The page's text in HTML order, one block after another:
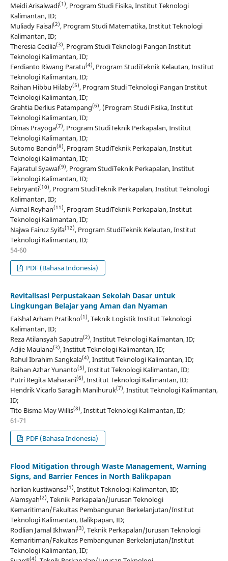
Meidi Arisalwadi(1), Program Studi Fisika, Institut Teknologi
Kalimantan, ID;
Muliady Faisal(2), Program Studi Matematika, Institut Teknologi
Kalimantan, ID;
Theresia Cecilia(3), Program Studi Teknologi Pangan Institut
Teknologi Kalimantan, ID;
Ferdianto Riwang Paratu(4), Program StudiTeknik Kelautan, Institut
Teknologi Kalimantan, ID;
Raihan Hibbu Hilaby(5), Program Studi Teknologi Pangan Institut
Teknologi Kalimantan, ID;
Grahtia Derlius Patampang(6), (Program Studi Fisika, Institut
Teknologi Kalimantan, ID;
Dimas Prayoga(7), Program StudiTeknik Perkapalan, Institut
Teknologi Kalimantan, ID;
Sutomo Bancin(8), Program StudiTeknik Perkapalan, Institut
Teknologi Kalimantan, ID;
Fajaratul Syawal(9), Program StudiTeknik Perkapalan, Institut
Teknologi Kalimantan, ID;
Febryanti(10), Program StudiTeknik Perkapalan, Institut Teknologi
Kalimantan, ID;
Akmal Reyhan(11), Program StudiTeknik Perkapalan, Institut
Teknologi Kalimantan, ID;
Najwa Fairuz Syifa(12), Program StudiTeknik Kelautan, Institut
Teknologi Kalimantan, ID;
54-60
PDF (Bahasa Indonesia)
Revitalisasi Perpustakaan Sekolah Dasar untuk
Lingkungan Belajar yang Aman dan Nyaman
Faishal Arham Pratikno(1), Teknik Logistik Institut Teknologi
Kalimantan, ID;
Reza Atilansyah Saputra(2), Institut Teknologi Kalimantan, ID;
Adjie Maulana(3), Institut Teknologi Kalimantan, ID;
Rahul Ibrahim Sangkala(4), Institut Teknologi Kalimantan, ID;
Raihan Azhar Yunanto(5), Institut Teknologi Kalimantan, ID;
Putri Regita Maharani(6), Institut Teknologi Kalimantan, ID;
Hendrik Vicarlo Saragih Manihuruk(7), Institut Teknologi Kalimantan,
ID;
Tito Bisma May Willis(8), Institut Teknologi Kalimantan, ID;
61-71
PDF (Bahasa Indonesia)
Flood Mitigation through Waste Management, Warning
Signs, and Barrier Fences in North Balikpapan
harlian kustiwansa(1), Institut Teknologi Kalimantan, ID;
Alamsyah(2), Teknik Perkapalan/Jurusan Teknologi
Kemaritiman/Fakultas Pembangunan Berkelanjutan/Institut
Teknologi Kalimantan, Balikpapan, ID;
Rodlian Jamal Ikhwani(3), Teknik Perkapalan/Jurusan Teknologi
Kemaritiman/Fakultas Pembangunan Berkelanjutan/Institut
Teknologi Kalimantan, ID;
(4)